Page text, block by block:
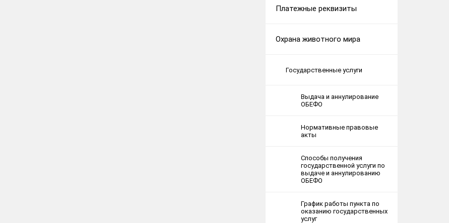
Платежные реквизиты
Охрана животного мира
Государственные услуги
Выдача и аннулирование
ОБЕФО
Нормативные правовые
акты
Способы получения
государственной услуги по
выдаче и аннулированию
ОБЕФО
График работы пункта по
оказанию государственных
услуг